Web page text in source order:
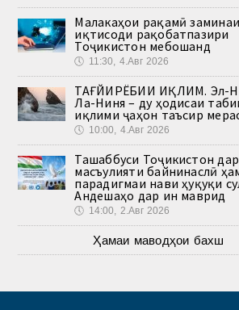
Малакаҳои рақамӣ
иқтисоди рақобатпазири
Тоҷикистон мебошанд
🕔 11:30, 4.Авг 2026
ТАҒЙИРЁБИИ ИҚЛИМ. Эл-
Ла-Ниня – ду ҳодисаи
иқлими ҷаҳон таъсир
🕔 10:00, 4.Авг 2026
Ташаббуси Тоҷикистон
масъулияти байнинаслӣ
парадигмаи нави ҳуқуқи
Андешаҳо дар ин маврид
🕔 14:00, 2.Авг 2026
Ҳамаи маводҳои бахш